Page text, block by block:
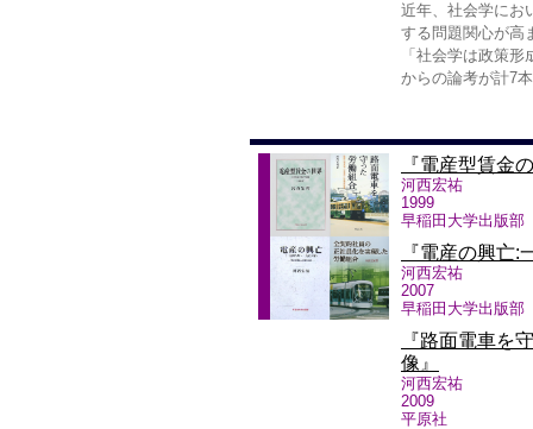
近年、社会学にお
する問題関心が高
「社会学は政策
からの論考が計7
『電産型賃金
河西宏祐
1999
早稲田大学出版部
『電産の興亡
河西宏祐
2007
早稲田大学出版部
『路面電車を
像』
河西宏祐
2009
平原社